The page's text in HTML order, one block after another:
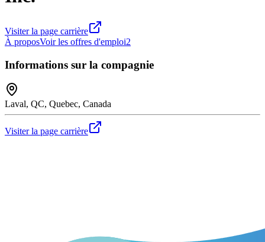
Visiter la page carrière
À proposVoir les offres d'emploi2
Informations sur la compagnie
Laval, QC, Quebec, Canada
Visiter la page carrière